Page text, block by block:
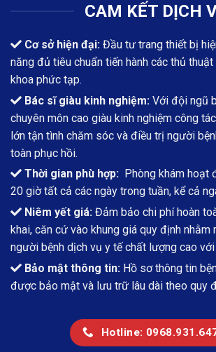
CAM KẾT DỊCH
Cơ sở hiện đại: Đầu tư trang thiết bị
năng đủ tiêu chuẩn tiến hành các thủ
khoa phức tạp.
Bác sĩ giàu kinh nghiệm: Với đội ngũ
chuyên môn cao giàu kinh nghiệm công
lớn tận tình chăm sóc và điều trị người
toàn phục hồi.
Thời gian phù hợp: Phòng khám hoạt
20 giờ tất cả các ngày trong tuần, kể cả
Niêm yết giá: Đảm bảo chi phí hoàn
khai, căn cứ vào khung giá quy định nhằm
người bệnh dịch vụ y tế chất lượng cao
Bảo mật thông tin: Hồ sơ thông tin
được bảo mật và lưu trữ lâu dài theo quy
Hotline: